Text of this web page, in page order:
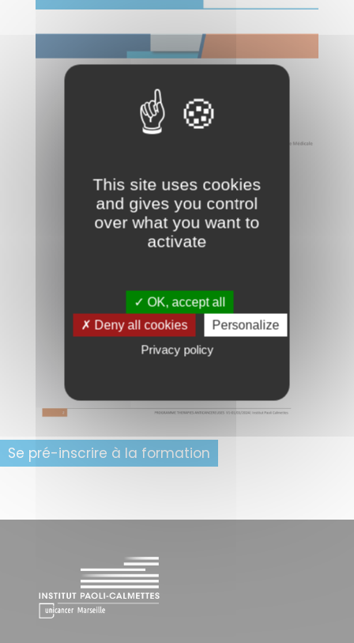
Se pré-inscrire à la formation
This site uses cookies
and gives you control
over what you want to
activate
✓ OK, accept all
✗ Deny all cookies
Personalize
Privacy policy